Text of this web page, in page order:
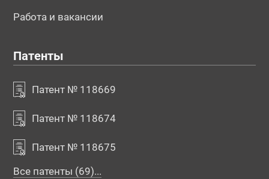
Работа и вакансии
Патенты
Патент № 118669
Патент № 118674
Патент № 118675
Все патенты (69)...